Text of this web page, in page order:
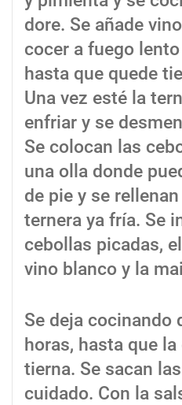
dore. Se añade
cocer a fuego
hasta que quede
Una vez esté la
enfriar y se
Se colocan las
una olla donde
de pie y se
ternera ya fría. Se
cebollas picadas,
vino blanco y la
Se deja cocinando
horas, hasta que
tierna. Se sacan
cuidado. Con la